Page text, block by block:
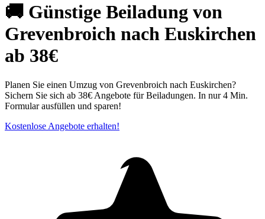
🚚 Günstige Beiladung von
Grevenbroich nach Euskirchen
ab 38€
Planen Sie einen Umzug von Grevenbroich nach Euskirchen?
Sichern Sie sich ab 38€ Angebote für Beiladungen. In nur 4 Min.
Formular ausfüllen und sparen!
Kostenlose Angebote erhalten!